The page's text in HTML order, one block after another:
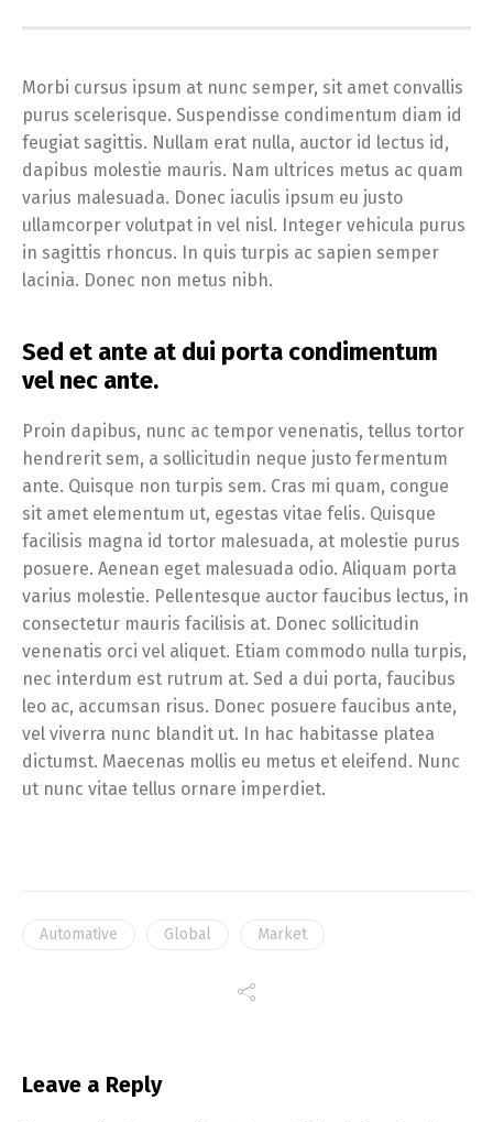
Morbi cursus ipsum at nunc semper, sit amet convallis
purus scelerisque. Suspendisse condimentum diam id
feugiat sagittis. Nullam erat nulla, auctor id lectus id,
dapibus molestie mauris. Nam ultrices metus ac quam
varius malesuada. Donec iaculis ipsum eu justo
ullamcorper volutpat in vel nisl. Integer vehicula purus
in sagittis rhoncus. In quis turpis ac sapien semper
lacinia. Donec non metus nibh.
Sed et ante at dui porta condimentum
vel nec ante.
Proin dapibus, nunc ac tempor venenatis, tellus tortor
hendrerit sem, a sollicitudin neque justo fermentum
ante. Quisque non turpis sem. Cras mi quam, congue
sit amet elementum ut, egestas vitae felis. Quisque
facilisis magna id tortor malesuada, at molestie purus
posuere. Aenean eget malesuada odio. Aliquam porta
varius molestie. Pellentesque auctor faucibus lectus, in
consectetur mauris facilisis at. Donec sollicitudin
venenatis orci vel aliquet. Etiam commodo nulla turpis,
nec interdum est rutrum at. Sed a dui porta, faucibus
leo ac, accumsan risus. Donec posuere faucibus ante,
vel viverra nunc blandit ut. In hac habitasse platea
dictumst. Maecenas mollis eu metus et eleifend. Nunc
ut nunc vitae tellus ornare imperdiet.
Automative Global Market
Leave a Reply